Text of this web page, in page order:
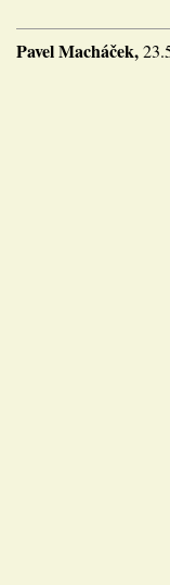
Pavel Macháček,